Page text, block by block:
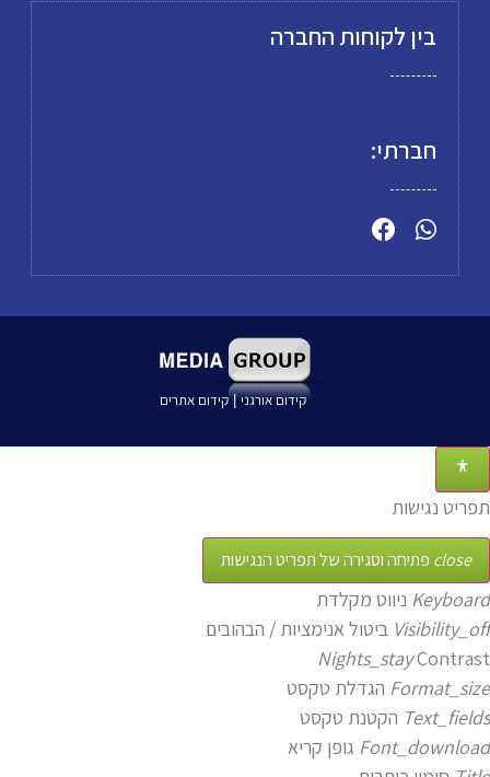
בין לקוחות החברה
חברתי:
קידום אורגני|קידום אתרים
תפריט נגישות
close פתיחה וסגירה של תפריט הנגישות
Keyboard ניווט מקלדת
Visibility_off ביטול אנימציות / הבהובים
Nights_stayContrast
Format_size הגדלת טקסט
Text_fields הקטנת טקסט
Font_download גופן קריא